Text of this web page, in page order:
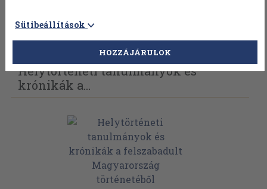
Vissza az előző oldalra Válasszon példányt
Helytörténeti tanulmányok és
krónikák a...
Sütibeállítások
HOZZÁJÁRULOK